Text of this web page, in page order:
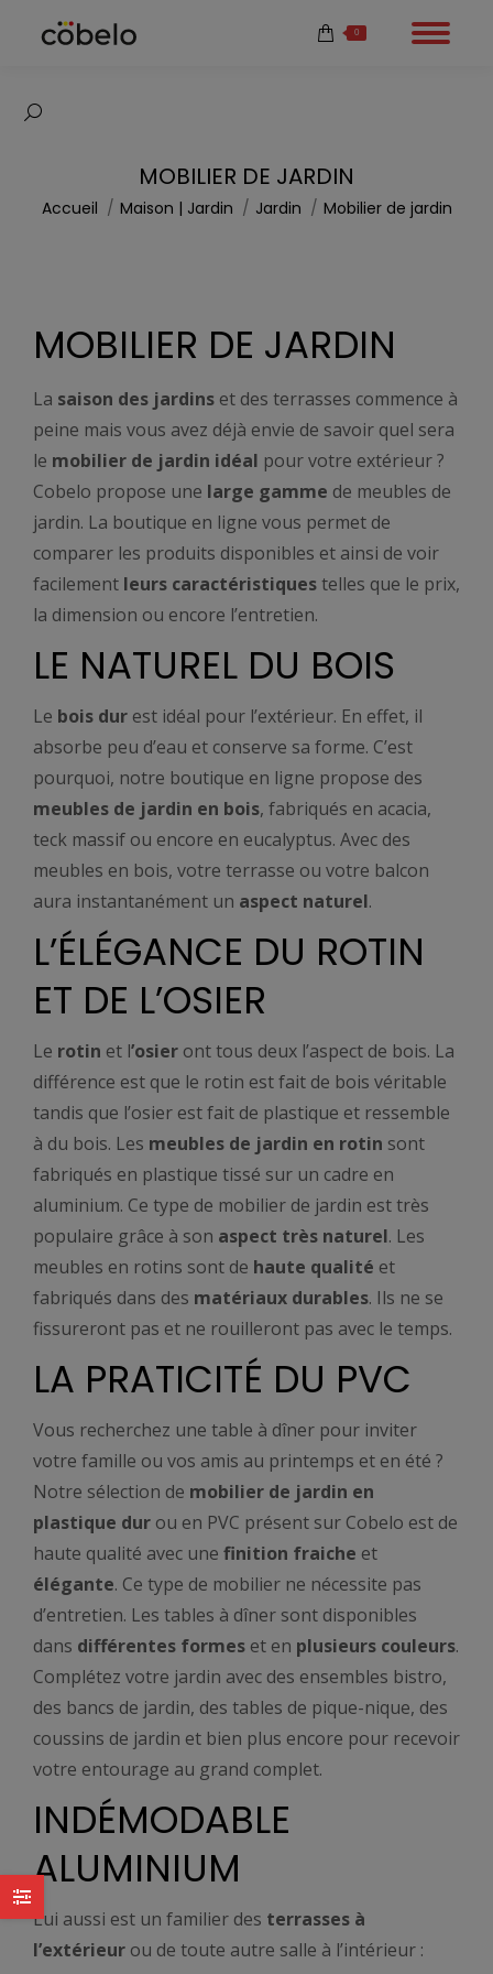
Recherche
0
MOBILIER DE JARDIN
Vous êtes ici :
Accueil Maison | Jardin Jardin Mobilier de jardin
MOBILIER DE JARDIN
La saison des jardins et des terrasses commence à
peine mais vous avez déjà envie de savoir quel sera
le mobilier de jardin idéal pour votre extérieur ?
Cobelo propose une large gamme de meubles de
jardin. La boutique en ligne vous permet de
comparer les produits disponibles et ainsi de voir
facilement leurs caractéristiquestelles que le prix,
la dimension ou encore l’entretien.
LE NATUREL DU BOIS
Le bois dur est idéal pour l’extérieur. En effet, il
absorbe peu d’eau et conserve sa forme. C’est
pourquoi, notre boutique en ligne propose des
meubles de jardin en bois, fabriqués en acacia,
teck massif ou encore en eucalyptus. Avec des
meubles en bois, votre terrasse ou votre balcon
aura instantanément un aspect naturel.
L’ÉLÉGANCE DU ROTIN
ET DE L’OSIER
Le rotin et l’osier ont tous deux l’aspect de bois. La
différence est que le rotin est fait de bois véritable
tandis que l’osier est fait de plastique et ressemble
à du bois. Les meubles de jardin en rotin sont
fabriqués en plastique tissé sur un cadre en
aluminium. Ce type de mobilier de jardin est très
populaire grâce à son aspect très naturel. Les
meubles en rotins sont de haute qualité et
fabriqués dans des matériaux durables. Ils ne se
fissureront pas et ne rouilleront pas avec le temps.
LA PRATICITÉ DU PVC
Vous recherchez une table à dîner pour inviter
votre famille ou vos amis au printemps et en été ?
Notre sélection de mobilier de jardin en
plastique dur ou en PVC présent sur Cobelo est de
haute qualité avec une finition fraiche et
élégante. Ce type de mobilier ne nécessite pas
d’entretien. Les tables à dîner sont disponibles
dans différentes formes et en plusieurs couleurs.
Complétez votre jardin avec des ensembles bistro,
des bancs de jardin, des tables de pique-nique, des
coussins de jardin et bien plus encore pour recevoir
votre entourage au grand complet.
INDÉMODABLE
ALUMINIUM
Lui aussi est un familier des terrasses à
l’extérieur ou de toute autre salle à l’intérieur :